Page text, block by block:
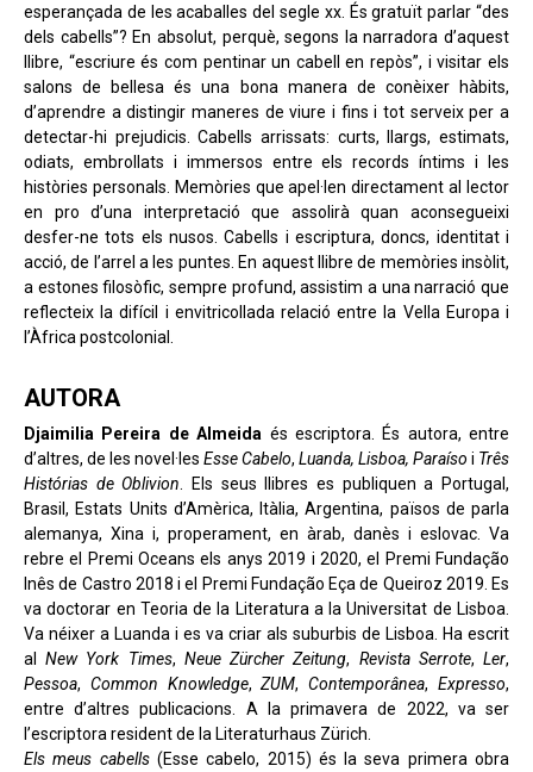
esperançada de les acaballes del segle xx. És gratuït parlar “des
dels cabells”? En absolut, perquè, segons la narradora d’aquest
llibre, “escriure és com pentinar un cabell en repòs”, i visitar els
salons de bellesa és una bona manera de conèixer hàbits,
d’aprendre a distingir maneres de viure i fins i tot serveix per a
detectar-hi prejudicis. Cabells arrissats: curts, llargs, estimats,
odiats, embrollats i immersos entre els records íntims i les
històries personals. Memòries que apel·len directament al lector
en pro d’una interpretació que assolirà quan aconsegueixi
desfer-ne tots els nusos. Cabells i escriptura, doncs, identitat i
acció, de l’arrel a les puntes. En aquest llibre de memòries insòlit,
a estones filosòfic, sempre profund, assistim a una narració que
reflecteix la difícil i envitricollada relació entre la Vella Europa i
l’Àfrica postcolonial.
AUTORA
Djaimilia Pereira de Almeida és escriptora. És autora, entre
d’altres, de les novel·les Esse Cabelo, Luanda, Lisboa, Paraíso i Três
Histórias de Oblivion . Els seus llibres es publiquen a Portugal,
Brasil, Estats Units d’Amèrica, Itàlia, Argentina, països de parla
alemanya, Xina i, properament, en àrab, danès i eslovac. Va
rebre el Premi Oceans els anys 2019 i 2020, el Premi Fundação
Inês de Castro 2018 i el Premi Fundação Eça de Queiroz 2019. Es
va doctorar en Teoria de la Literatura a la Universitat de Lisboa.
Va néixer a Luanda i es va criar als suburbis de Lisboa. Ha escrit
alNew York Times, Neue Zürcher Zeitung, Revista Serrote,Ler,
Pessoa, Common Knowledge,ZUM,Contemporânea,Expresso,
entre d’altres publicacions. A la primavera de 2022, va ser
l’escriptora resident de la Literaturhaus Zürich.
Els meus cabells(Esse cabelo, 2015) és la seva primera obra